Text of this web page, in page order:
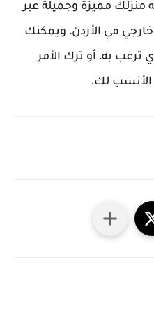
منزلك مميزة وجميلة عبر
في الأردن، ويمكنك
ترغب به، أو ترك الأمر
الأنسب لك.